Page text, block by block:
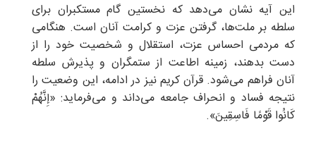
این آیه نشان می‌دهد که نخستین گام مستکبران برای
سلطه بر ملت‌ها، گرفتن عزت و کرامت آنان است. هنگامی
که مردمی احساس عزت، استقلال و شخصیت خود را از
دست بدهند، زمینه اطاعت از ستمگران و پذیرش سلطه
آنان فراهم می‌شود. قرآن کریم نیز در ادامه، این وضعیت را
نتیجه فساد و انحراف جامعه می‌داند و می‌فرماید: «إِنَّهُمْ
کَانُوا قَوْمًا فَاسِقِینَ».